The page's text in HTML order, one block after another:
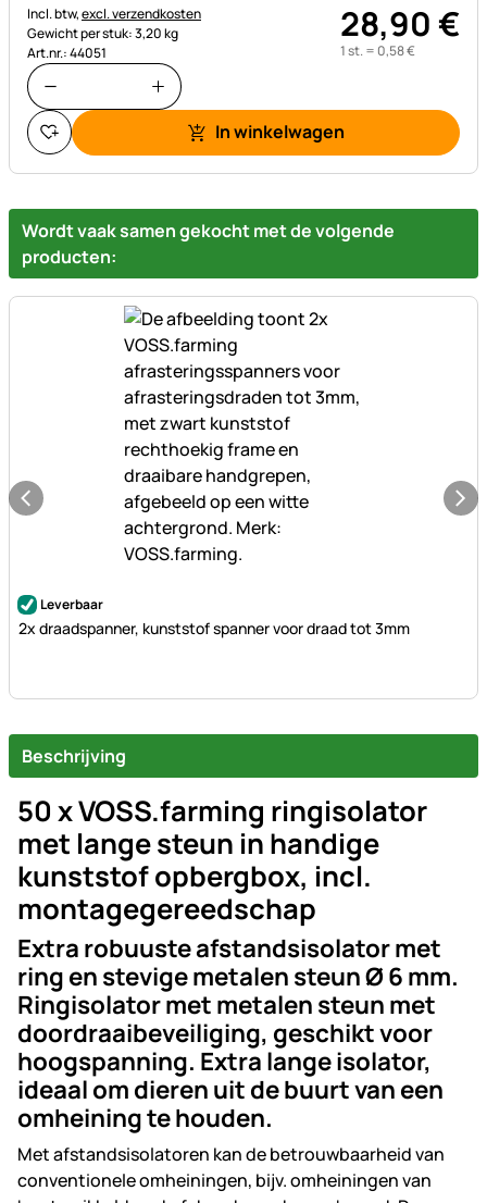
Belastinginformatie:
Incl. btw,excl. verzendkosten
Gewicht per stuk: 3,20 kg
Art.nr.: 44051
28,90€
1 st. = 0,58€
In winkelwagen
Wordt vaak samen gekocht met de volgende
producten:
Nog geen beoordelingen geplaatst
Leverbaar
2x draadspanner, kunststof spanner voor draad tot 3mm
Beschrijving
50 x VOSS.farming ringisolator
met lange steun in handige
kunststof opbergbox, incl.
montagegereedschap
Extra robuuste afstandsisolator met
ring en stevige metalen steun Ø 6 mm.
Ringisolator met metalen steun met
doordraaibeveiliging, geschikt voor
hoogspanning. Extra lange isolator,
ideaal om dieren uit de buurt van een
omheining te houden.
Met afstandsisolatoren kan de betrouwbaarheid van
conventionele omheiningen, bijv. omheiningen van